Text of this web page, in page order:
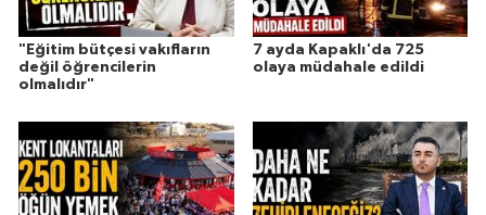
"Eğitim bütçesi vakıfların
değil öğrencilerin
olmalıdır"
7 ayda Kapaklı'da 725
olaya müdahale edildi